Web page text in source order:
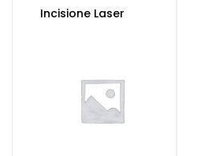
Incisione Laser